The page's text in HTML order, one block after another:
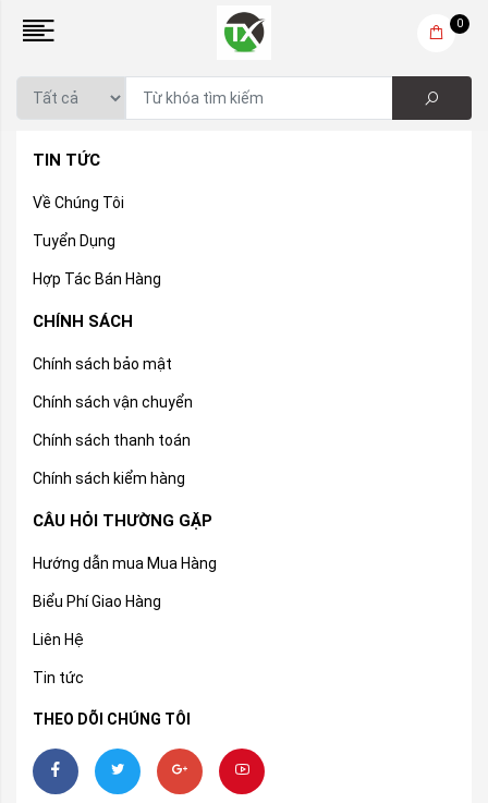
0
TIN TỨC
Về Chúng Tôi
Tuyển Dụng
Hợp Tác Bán Hàng
CHÍNH SÁCH
Chính sách bảo mật
Chính sách vận chuyển
Chính sách thanh toán
Chính sách kiểm hàng
CÂU HỎI THƯỜNG GẶP
Hướng dẫn mua Mua Hàng
Biểu Phí Giao Hàng
Liên Hệ
Tin tức
THEO DÕI CHÚNG TÔI